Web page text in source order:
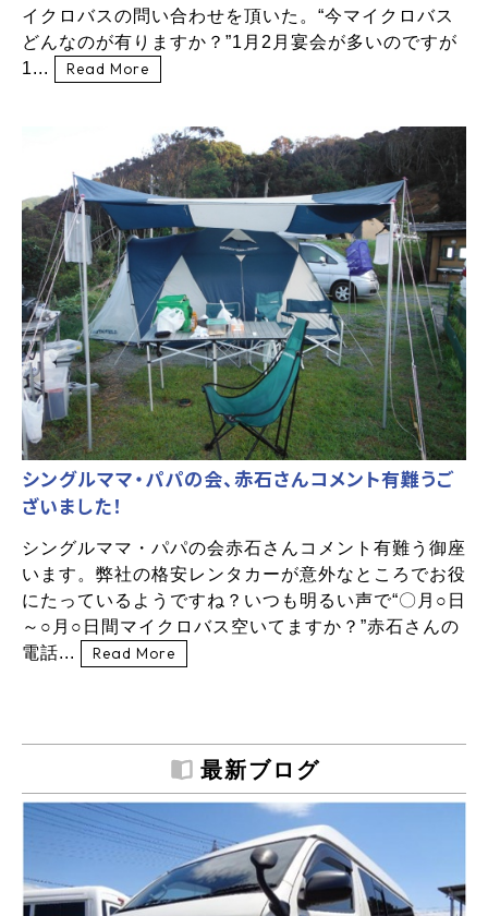
イクロバスの問い合わせを頂いた。“今マイクロバス
どんなのが有りますか？”1月2月宴会が多いのですが
1...
Read More
シングルママ・パパの会、赤石さんコメント有難うご
ざいました！
シングルママ・パパの会赤石さんコメント有難う御座
います。弊社の格安レンタカーが意外なところでお役
にたっているようですね？いつも明るい声で“〇月○日
～○月○日間マイクロバス空いてますか？”赤石さんの
電話...
Read More
最新ブログ